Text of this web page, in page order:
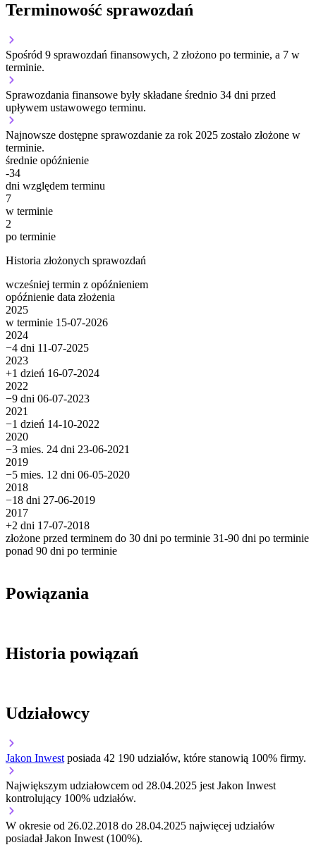
Terminowość sprawozdań
Spośród 9 sprawozdań finansowych, 2 złożono po terminie, a 7 w
terminie.
Sprawozdania finansowe były składane średnio 34 dni przed
upływem ustawowego terminu.
Najnowsze dostępne sprawozdanie za rok 2025 zostało złożone w
terminie.
średnie opóźnienie
-34
dni względem terminu
7
w terminie
2
po terminie
Historia złożonych sprawozdań
wcześniej termin z opóźnieniem
opóźnienie data złożenia
2025
w terminie 15-07-2026
2024
−4 dni 11-07-2025
2023
+1 dzień 16-07-2024
2022
−9 dni 06-07-2023
2021
−1 dzień 14-10-2022
2020
−3 mies. 24 dni 23-06-2021
2019
−5 mies. 12 dni 06-05-2020
2018
−18 dni 27-06-2019
2017
+2 dni 17-07-2018
złożone przed terminem do 30 dni po terminie 31-90 dni po terminie
ponad 90 dni po terminie
Powiązania
Historia powiązań
Udziałowcy
Jakon Inwest posiada 42 190 udziałów, które stanowią 100% firmy.
Największym udziałowcem od 28.04.2025 jest Jakon Inwest
kontrolujący 100% udziałów.
W okresie od 26.02.2018 do 28.04.2025 najwięcej udziałów
posiadał Jakon Inwest (100%).